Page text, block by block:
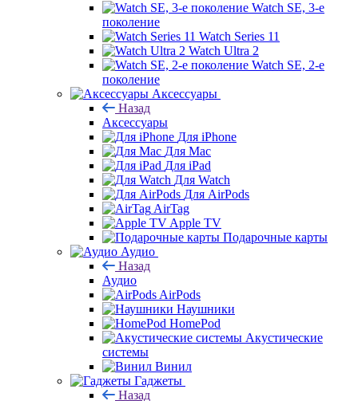
Watch SE, 3-е
поколение
Watch Series 11
Watch Ultra 2
Watch SE, 2-е
поколение
Аксессуары
Назад
Аксессуары
Для iPhone
Для Mac
Для iPad
Для Watch
Для AirPods
AirTag
Apple TV
Подарочные карты
Аудио
Назад
Аудио
AirPods
Наушники
HomePod
Акустические
системы
Винил
Гаджеты
Назад